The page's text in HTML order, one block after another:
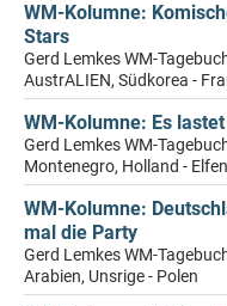
WM-Kolumne:
Stars
Gerd Lemkes WM-
AustrALIEN, Südkorea -
WM-Kolumne: Es
Gerd Lemkes WM-
Montenegro, Holland -
WM-Kolumne:
mal die Party
Gerd Lemkes WM-
Arabien, Unsrige - Polen